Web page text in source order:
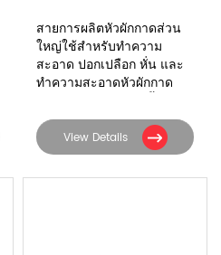
สายการผลิตหัวผักกาดส่วน
ใหญ่ใช้สำหรับทำความ
สะอาด ปอกเปลือก หั่น และ
ทำความสะอาดหัวผักกาด
7 ชิ้น
View Details